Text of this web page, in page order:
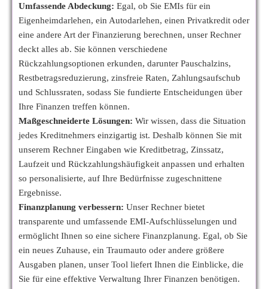
Umfassende Abdeckung: Egal, ob Sie EMIs für ein
Eigenheimdarlehen, ein Autodarlehen, einen Privatkredit oder
eine andere Art der Finanzierung berechnen, unser Rechner
deckt alles ab. Sie können verschiedene
Rückzahlungsoptionen erkunden, darunter Pauschalzins,
Restbetragsreduzierung, zinsfreie Raten, Zahlungsaufschub
und Schlussraten, sodass Sie fundierte Entscheidungen über
Ihre Finanzen treffen können.
Maßgeschneiderte Lösungen: Wir wissen, dass die Situation
jedes Kreditnehmers einzigartig ist. Deshalb können Sie mit
unserem Rechner Eingaben wie Kreditbetrag, Zinssatz,
Laufzeit und Rückzahlungshäufigkeit anpassen und erhalten
so personalisierte, auf Ihre Bedürfnisse zugeschnittene
Ergebnisse.
Finanzplanung verbessern: Unser Rechner bietet
transparente und umfassende EMI-Aufschlüsselungen und
ermöglicht Ihnen so eine sichere Finanzplanung. Egal, ob Sie
ein neues Zuhause, ein Traumauto oder andere größere
Ausgaben planen, unser Tool liefert Ihnen die Einblicke, die
Sie für eine effektive Verwaltung Ihrer Finanzen benötigen.